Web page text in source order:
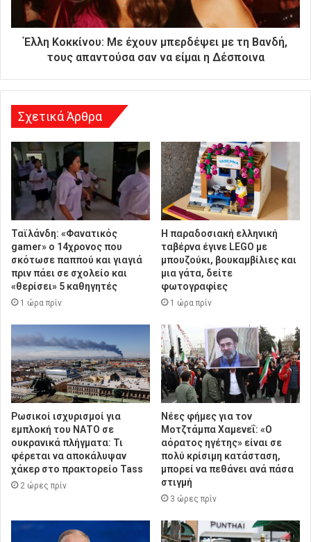
ν
Έλλη Κοκκίνου: Με έχουν μπερδέψει με τη Βανδή,
τους απαντούσα σαν να είμαι η Δέσποινα
Σχετικά Άρθρα
Ταϊλάνδη: «Φανατικός
gamer» ο 14χρονος που
σκότωσε παππού και γιαγιά
πριν πάει σε σχολείο και
«θερίσει» 5 καθηγητές
1 ώρα πρίν
Η παραδοσιακή ελληνική
ταβέρνα έγινε LEGO με
μπουζούκι, βουκαμβίλιες και
μια γάτα, δείτε
φωτογραφίες
1 ώρα πρίν
Ρωσικοί ισχυρισμοί για
εμπλοκή του ΝΑΤΟ σε
ουκρανικά πλήγματα: Τι
φέρεται να αποκάλυψαν
χάκερ στο πρακτορείο Tass
2 ώρες πρίν
Νέες φήμες για τον
Μοτζτάμπα Χαμενεΐ: «Ο
αόρατος ηγέτης» είναι σε
πολύ κρίσιμη κατάσταση,
μπορεί να πεθάνει ανά πάσα
στιγμή
3 ώρες πρίν